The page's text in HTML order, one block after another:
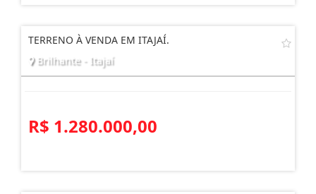
TERRENO À VENDA EM ITAJAÍ.
Brilhante - Itajaí
R$ 1.280.000,00